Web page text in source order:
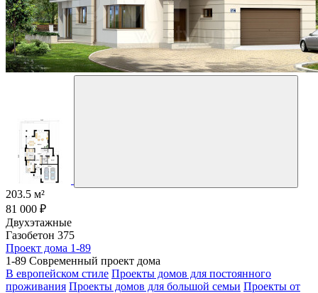
203.5 м²
81 000 ₽
Двухэтажные
Газобетон 375
Проект дома 1-89
1-89 Современный проект дома
В европейском стиле Проекты домов для постоянного
проживания Проекты домов для большой семьи Проекты от